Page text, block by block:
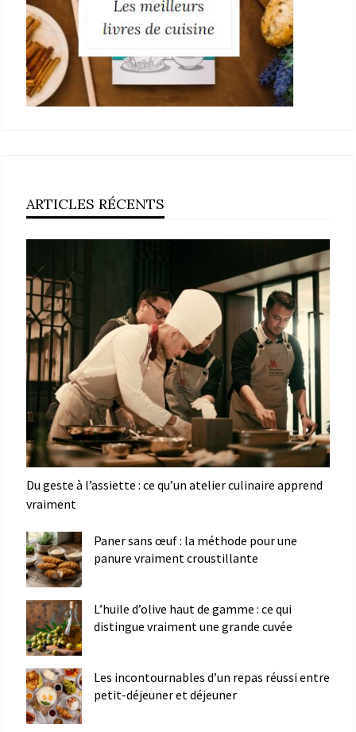
ARTICLES RÉCENTS
Du geste à l’assiette : ce qu’un atelier culinaire apprend
vraiment
Paner sans œuf : la méthode pour une
panure vraiment croustillante
L’huile d’olive haut de gamme : ce qui
distingue vraiment une grande cuvée
Les incontournables d’un repas réussi entre
petit-déjeuner et déjeuner